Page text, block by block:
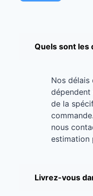
Quels sont les
Nos délais
de la
nous
estimation
Livrez-vous